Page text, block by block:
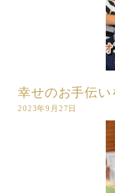
幸せのお手伝い
2023年9月27日